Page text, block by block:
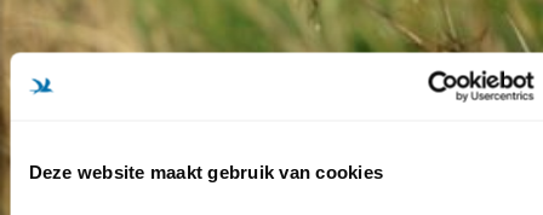
Deze website maakt gebruik van cookies